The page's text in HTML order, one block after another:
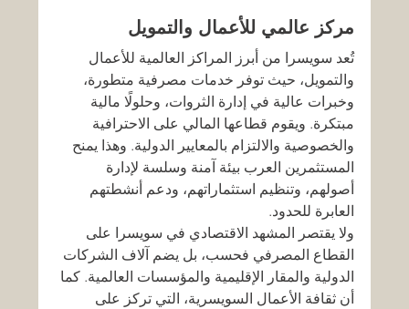
مركز عالمي للأعمال والتمويل
تُعد سويسرا من أبرز المراكز العالمية للأعمال
والتمويل، حيث توفر خدمات مصرفية متطورة،
وخبرات عالية في إدارة الثروات، وحلولًا مالية
مبتكرة. ويقوم قطاعها المالي على الاحترافية
والخصوصية والالتزام بالمعايير الدولية. وهذا يمنح
المستثمرين العرب بيئة آمنة وسلسة لإدارة
أصولهم، وتنظيم استثماراتهم، ودعم أنشطتهم
العابرة للحدود.
ولا يقتصر المشهد الاقتصادي في سويسرا على
القطاع المصرفي فحسب، بل يضم آلاف الشركات
الدولية والمقار الإقليمية والمؤسسات العالمية. كما
أن ثقافة الأعمال السويسرية، التي تركز على